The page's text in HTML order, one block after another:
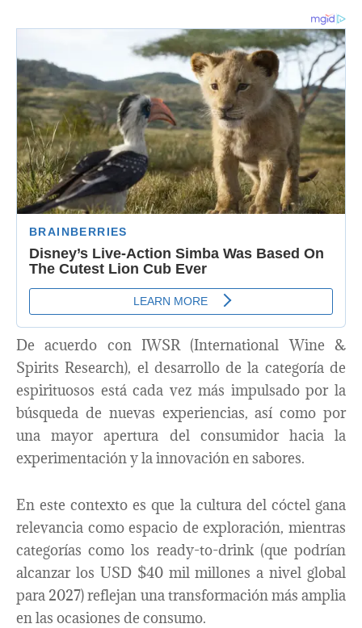
De acuerdo con IWSR (International Wine &
Spirits Research), el desarrollo de la categoría de
espirituosos está cada vez más impulsado por la
búsqueda de nuevas experiencias, así como por
una mayor apertura del consumidor hacia la
experimentación y la innovación en sabores.
En este contexto es que la cultura del cóctel gana
relevancia como espacio de exploración, mientras
categorías como los ready-to-drink (que podrían
alcanzar los USD $40 mil millones a nivel global
para 2027) reflejan una transformación más amplia
en las ocasiones de consumo.